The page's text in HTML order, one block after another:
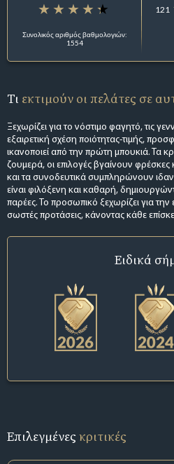
Συνολικός αριθμός βαθμολογιών:
1554
121
Τι εκτιμούν οι πελάτες σε
Ξεχωρίζει για το νόστιμο φαγητό, τις
εξαιρετική σχέση ποιότητας-τιμής,
ικανοποιεί από την πρώτη μπουκιά. Τα
ζουμερά, οι επιλογές βγαίνουν
και τα συνοδευτικά συμπληρώνουν
είναι φιλόξενη και καθαρή,
παρέες. Το προσωπικό ξεχωρίζει για την
σωστές προτάσεις, κάνοντας κάθε
Ειδικά
Επιλεγμένεςκριτικές